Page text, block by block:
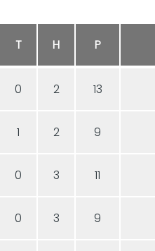
T H P
0 2 13
1 2 9
0 3 11
0 3 9